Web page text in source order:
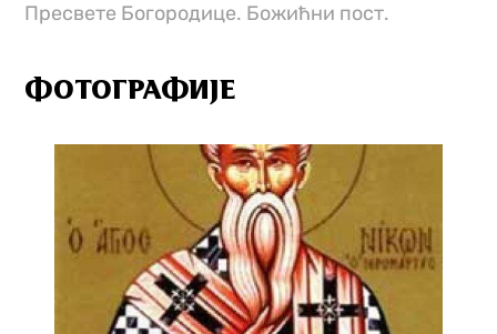
Пресвете Богородице. Божићни пост.
ФОТОГРАФИЈЕ